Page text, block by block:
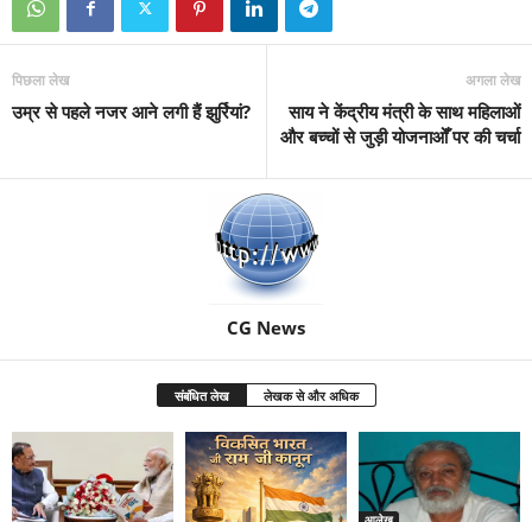
पिछला लेख
उम्र से पहले नजर आने लगी हैं झुर्रियां?
अगला लेख
साय ने केंद्रीय मंत्री के साथ महिलाओं
और बच्चों से जुड़ी योजनाओँ पर की चर्चा
CG News
संबंधित लेख लेखक से और अधिक